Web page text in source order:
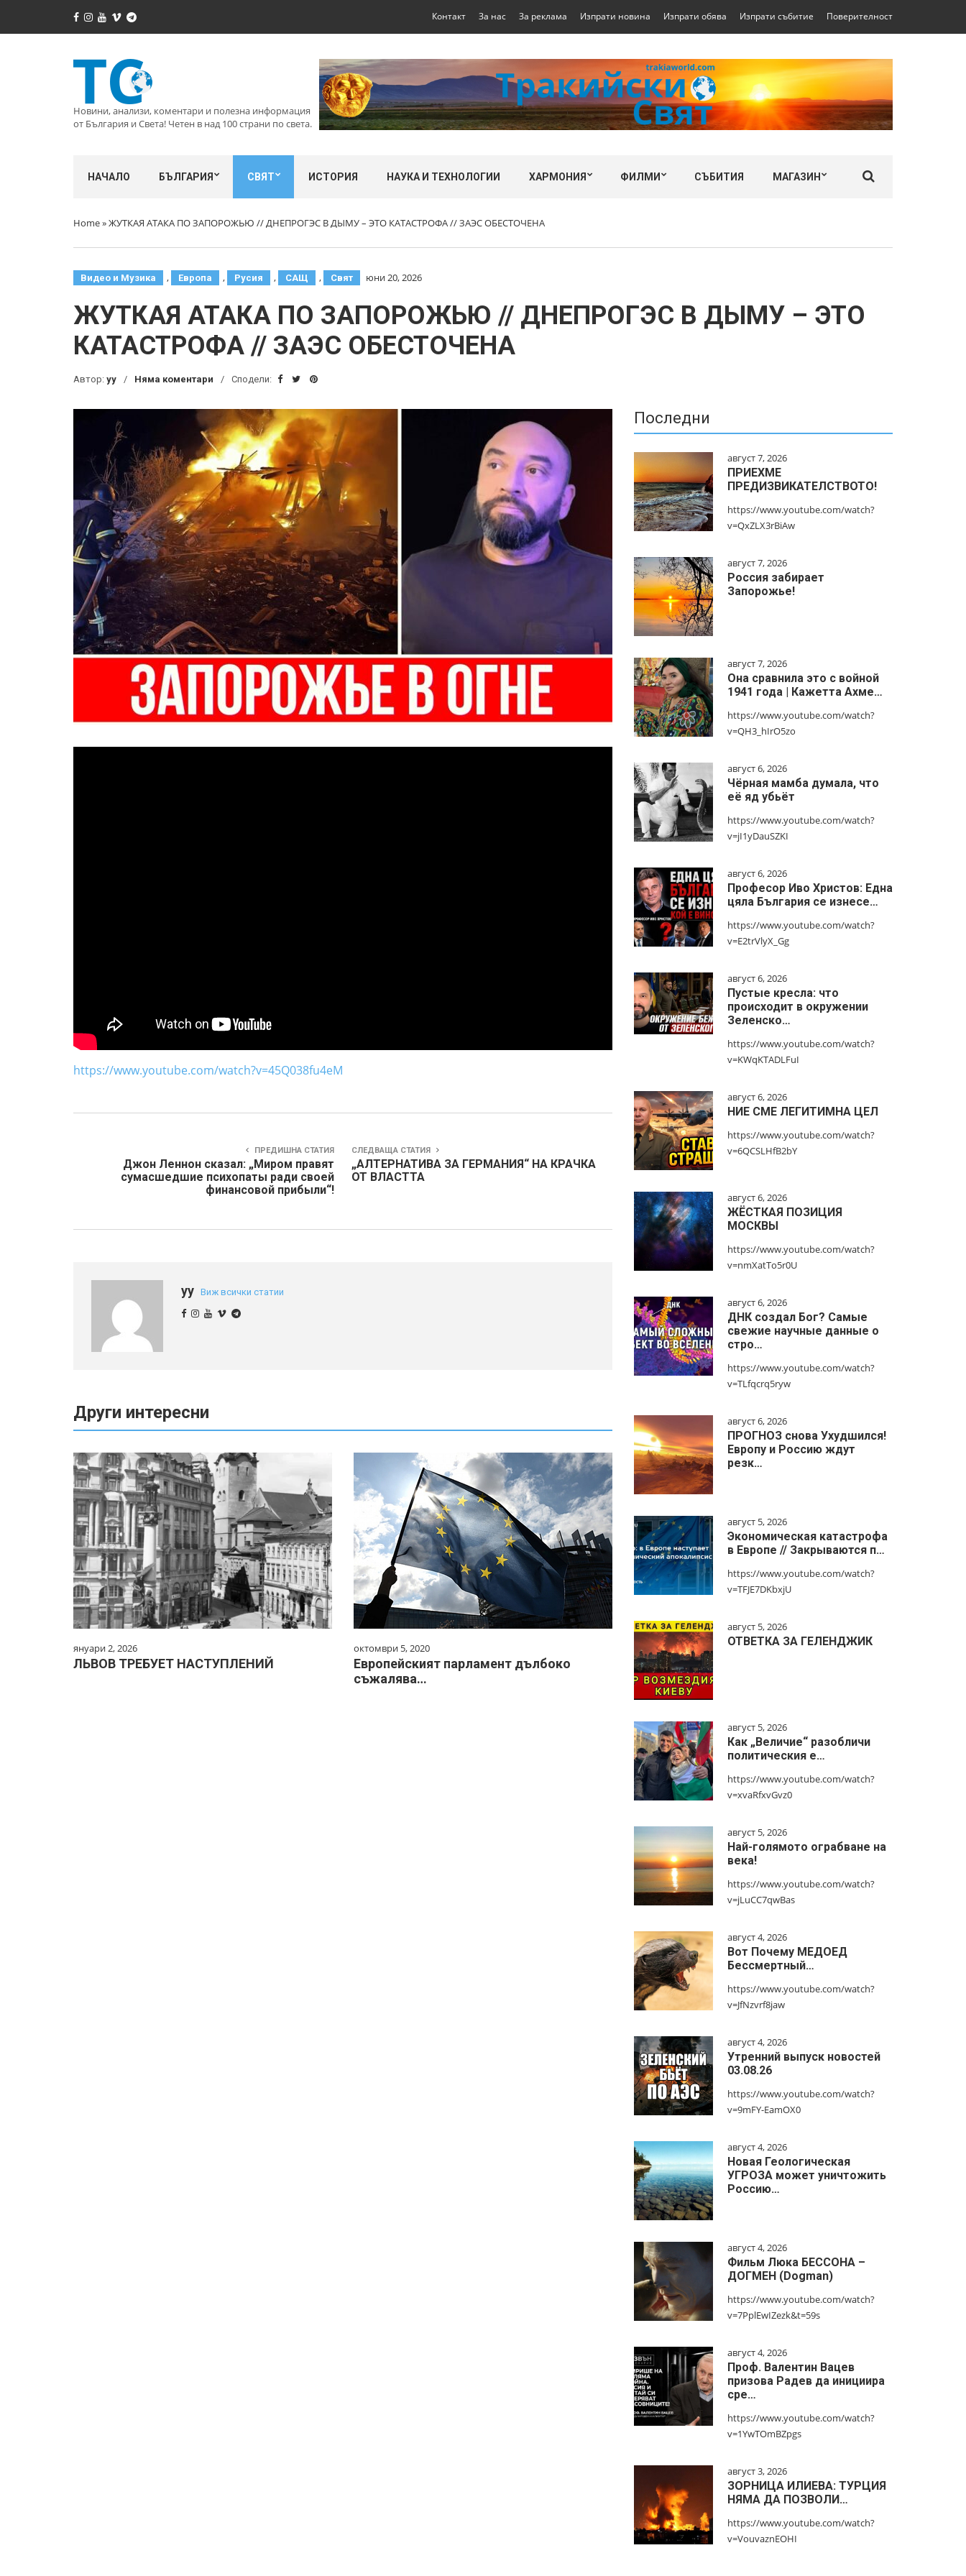
Контакт За нас За реклама Изпрати новина Изпрати обява Изпрати събитие Поверителност
Новини, анализи, коментари и полезна информация
от България и Света! Четен в над 100 страни по света.
НАЧАЛО БЪЛГАРИЯ СВЯТ ИСТОРИЯ НАУКА И ТЕХНОЛОГИИ ХАРМОНИЯ ФИЛМИ СЪБИТИЯ МАГАЗИН
Home»ЖУТКАЯ АТАКА ПО ЗАПОРОЖЬЮ // ДНЕПРОГЭС В ДЫМУ – ЭТО КАТАСТРОФА // ЗАЭС ОБЕСТОЧЕНА
Видео и Музика , Европа , Русия , САЩ , Свят юни 20, 2026
ЖУТКАЯ АТАКА ПО ЗАПОРОЖЬЮ // ДНЕПРОГЭС В ДЫМУ – ЭТО
КАТАСТРОФА // ЗАЭС ОБЕСТОЧЕНА
Автор: yy Няма коментари Сподели:
https://www.youtube.com/watch?v=45Q038fu4eM
ПРЕДИШНА СТАТИЯ
Джон Леннон сказал: „Миром правят
сумасшедшие психопаты ради своей
финансовой прибыли“!
СЛЕДВАЩА СТАТИЯ
„АЛТЕРНАТИВА ЗА ГЕРМАНИЯ“ НА КРАЧКА
ОТ ВЛАСТТА
yy Виж всички статии
Други интересни
януари 2, 2026
ЛЬВОВ ТРЕБУЕТ НАСТУПЛЕНИЙ
октомври 5, 2020
Европейският парламент дълбоко
съжалява…
Последни
август 7, 2026
ПРИЕХМЕ
ПРЕДИЗВИКАТЕЛСТВОТО!
https://www.youtube.com/watch?
v=QxZLX3rBiAw
август 7, 2026
Россия забирает
Запорожье!
август 7, 2026
Она сравнила это с войной
1941 года | Кажетта Ахме…
https://www.youtube.com/watch?
v=QH3_hIrO5zo
август 6, 2026
Чёрная мамба думала, что
её яд убьёт
https://www.youtube.com/watch?
v=jI1yDauSZKI
август 6, 2026
Професор Иво Христов: Една
цяла България се изнесе…
https://www.youtube.com/watch?
v=E2trVlyX_Gg
август 6, 2026
Пустые кресла: что
происходит в окружении
Зеленско…
https://www.youtube.com/watch?
v=KWqKTADLFuI
август 6, 2026
НИЕ СМЕ ЛЕГИТИМНА ЦЕЛ
https://www.youtube.com/watch?
v=6QCSLHfB2bY
август 6, 2026
ЖЁСТКАЯ ПОЗИЦИЯ
МОСКВЫ
https://www.youtube.com/watch?
v=nmXatTo5r0U
август 6, 2026
ДНК создал Бог? Самые
свежие научные данные о
стро…
https://www.youtube.com/watch?
v=TLfqcrq5ryw
август 6, 2026
ПРОГНОЗ снова Ухудшился!
Европу и Россию ждут
резк…
август 5, 2026
Экономическая катастрофа
в Европе // Закрываются п…
https://www.youtube.com/watch?
v=TFJE7DKbxjU
август 5, 2026
ОТВЕТКА ЗА ГЕЛЕНДЖИК
август 5, 2026
Как „Величие“ разобличи
политическия е…
https://www.youtube.com/watch?
v=xvaRfxvGvz0
август 5, 2026
Най-голямото ограбване на
века!
https://www.youtube.com/watch?
v=jLuCC7qwBas
август 4, 2026
Вот Почему МЕДОЕД
Бессмертный…
https://www.youtube.com/watch?
v=JfNzvrf8jaw
август 4, 2026
Утренний выпуск новостей
03.08.26
https://www.youtube.com/watch?
v=9mFY-EamOX0
август 4, 2026
Новая Геологическая
УГРОЗА может уничтожить
Россию…
август 4, 2026
Фильм Люка БЕССОНА –
ДОГМЕН (Dogman)
https://www.youtube.com/watch?
v=7PplEwIZezk&t=59s
август 4, 2026
Проф. Валентин Вацев
призова Радев да инициира
сре…
https://www.youtube.com/watch?
v=1YwTOmBZpgs
август 3, 2026
ЗОРНИЦА ИЛИЕВА: ТУРЦИЯ
НЯМА ДА ПОЗВОЛИ…
https://www.youtube.com/watch?
v=VouvaznEOHI